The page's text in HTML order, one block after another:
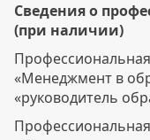
Сведения о
(при наличии)
«Менеджмент в
«руководитель